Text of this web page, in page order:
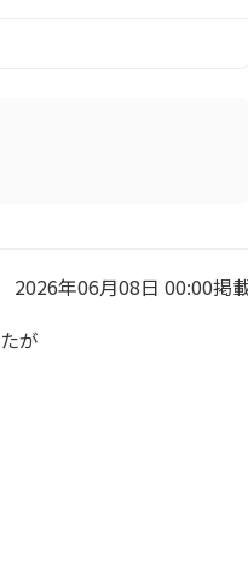
2026年06月08日 00:00掲
が